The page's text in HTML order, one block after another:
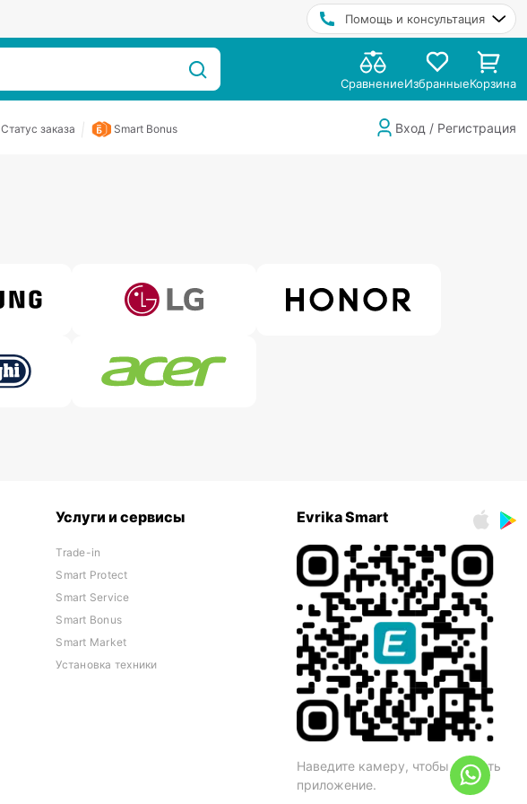
Помощь и консультация
СравнениеИзбранныеКорзина
Статус заказа Smart Bonus Вход / Регистрация
Услуги и сервисы
Trade-in
Smart Protect
Smart Service
Smart Bonus
Smart Market
Установка техники
Evrika Smart
Наведите камеру, чтобы скачать
приложение.